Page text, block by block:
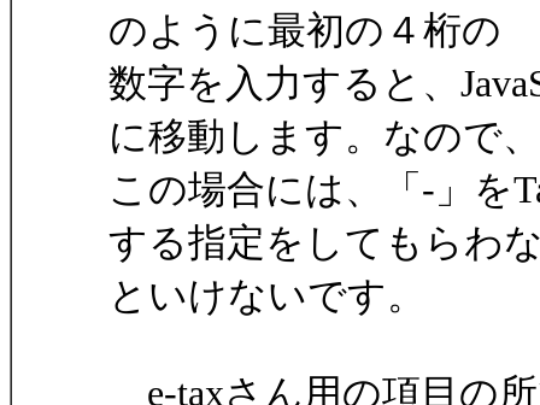
のように最初の４桁の
数字を入力すると、
に移動します。なので、
この場合には、「-」を
する指定をしてもらわ
といけないです。
e-taxさん用の項目の